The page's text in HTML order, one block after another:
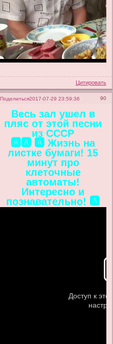
Цитировать
Поделиться 90
2017-07-29 23:59:36
Весь зал ушел в
пляс от этой песни
из СССР
🅰️🅰️ 🅰️ Жизнь на
листке бумаги! 15
минут про
клеточные
автоматы!
Интересно и
познавательно! 🅰️